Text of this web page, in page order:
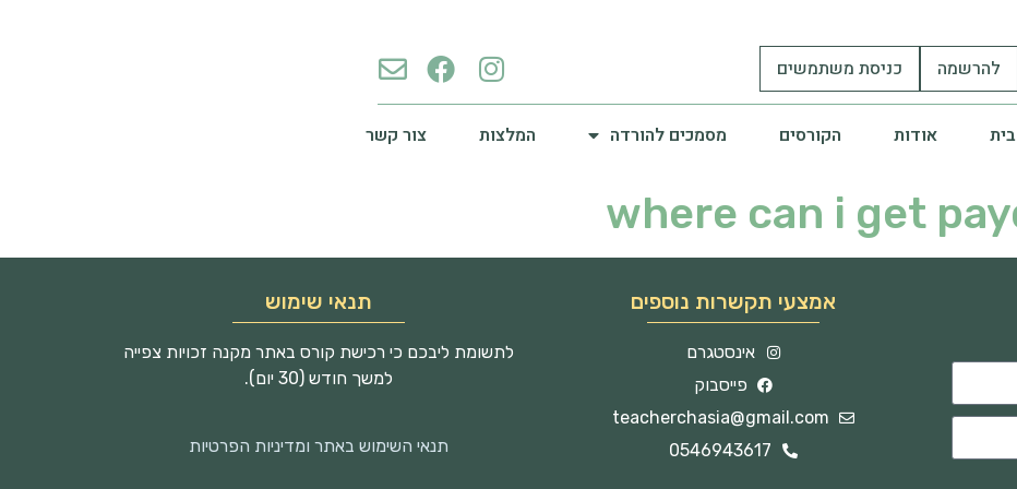
להרשמה כניסת משתמשים
אודות הקורסים מסמכים להורדה המלצות צור קשר
where can i get
אמצעי תקשרות נוספים
אינסטגרם
פייסבוק
teacherchasia@gmail.com
0546943617
תנאי שימוש
לתשומת ליבכם כי רכישת קורס באתר מקנה זכויות צפייה
למשך חודש (30 יום).
תנאי השימוש באתר ומדיניות הפרטיות